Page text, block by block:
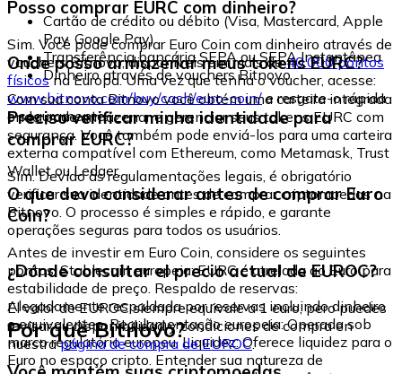
Cartão de crédito ou débito (Visa, Mastercard, Apple
Pay, Google Pay)
Transferência bancária SEPA ou SEPA Instantânea
Dinheiro através de vouchers Bitnovo
Posso comprar EURC com dinheiro?
Sim. Você pode comprar Euro Coin com dinheiro através de
vouchers Bitnovo, disponíveis em mais de40.000 pontos
físicosna Europa. Uma vez que tenha o voucher, acesse:
www.bitnovo.com/buy/cash/euro-coin/e resgate-o rápida
e seguramente.
Onde posso armazenar meus tokens EURC?
Com sua conta Bitnovo você obtém uma carteira integrada
onde pode armazenar e gerenciar seus tokens EURC com
segurança. Você também pode enviá-los para uma carteira
externa compatível com Ethereum, como Metamask, Trust
Wallet ou Ledger.
Preciso verificar minha identidade para
comprar EURC?
Sim. Devido às regulamentações legais, é obrigatório
verificar sua identidade antes de comprar criptomoedas na
Bitnovo. O processo é simples e rápido, e garante
operações seguras para todos os usuários.
O que devo considerar antes de comprar Euro
Coin?
Antes de investir em Euro Coin, considere os seguintes
pontos: Stablecoin europeia: EURC é atrelada ao Euro para
estabilidade de preço. Respaldo de reservas:
Alegadamente respaldada por reservas incluindo dinheiro
e equivalentes. Regulamentação europeia: Operada sob
marco regulatório europeu. Liquidez: Oferece liquidez para o
Euro no espaço cripto. Entender sua natureza de
¿Dónde consultar el precio actual de EUROC?
El valor de EUROC siempre equivale a 1 euro, pero puedes
revisar su disponibilidad y condiciones de compra en
nuestrapágina de compra de EUROC.
Por que Bitnovo?